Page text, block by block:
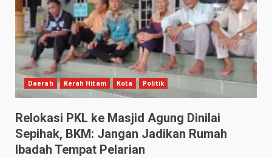
Daerah Kerah Hitam Kota Politik
Relokasi PKL ke Masjid Agung Dinilai
Sepihak, BKM: Jangan Jadikan Rumah
Ibadah Tempat Pelarian